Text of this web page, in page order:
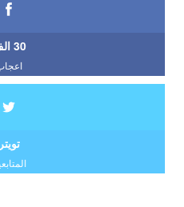
30 الف
تويتر